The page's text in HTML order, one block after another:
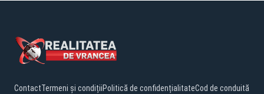
ContactTermeni și condițiiPolitică de confidențialitateCod de conduită